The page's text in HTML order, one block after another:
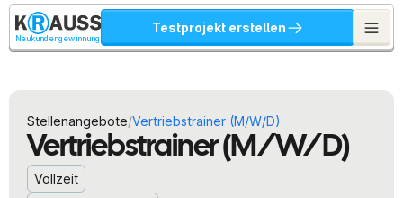
Neukundengewinnung
Testprojekt erstellen
Stellenangebote/Vertriebstrainer (M/W/D)
Vertriebstrainer (M/W/D)
Vollzeit